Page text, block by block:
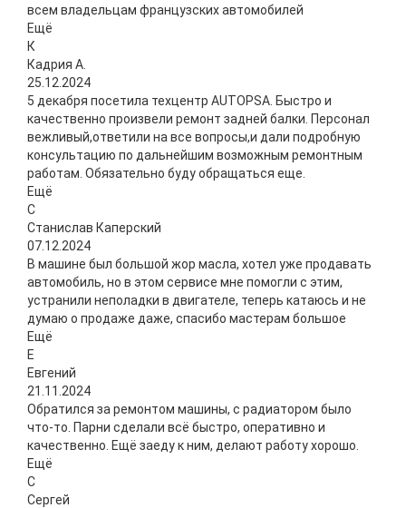
всем владельцам французских автомобилей
Ещё
К
Кадрия А.
25.12.2024
5 декабря посетила техцентр AUTOPSA. Быстро и
качественно произвели ремонт задней балки. Персонал
вежливый,ответили на все вопросы,и дали подробную
консультацию по дальнейшим возможным ремонтным
работам. Обязательно буду обращаться еще.
Ещё
С
Станислав Каперский
07.12.2024
В машине был большой жор масла, хотел уже продавать
автомобиль, но в этом сервисе мне помогли с этим,
устранили неполадки в двигателе, теперь катаюсь и не
думаю о продаже даже, спасибо мастерам большое
Ещё
Е
Евгений
21.11.2024
Обратился за ремонтом машины, с радиатором было
что-то. Парни сделали всё быстро, оперативно и
качественно. Ещё заеду к ним, делают работу хорошо.
Ещё
С
Сергей